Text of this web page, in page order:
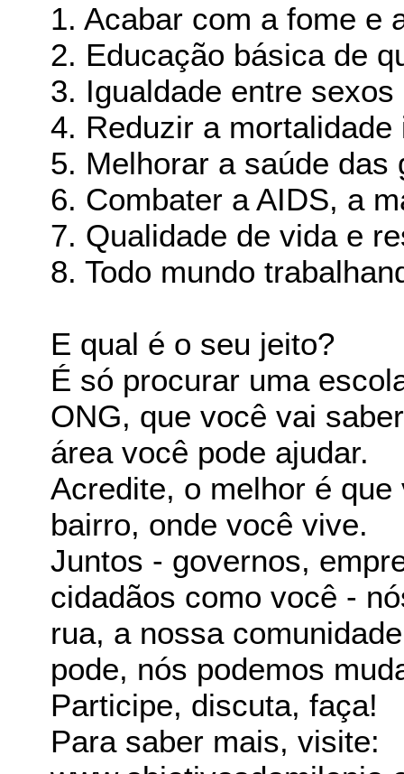
1. Acabar com a fome e
2. Educação básica de
3. Igualdade entre
4. Reduzir a mortalidade
5. Melhorar a saúde das
6. Combater a AIDS, a
7. Qualidade de vida e
8. Todo mundo
E qual é o seu jeito?
É só procurar uma
ONG, que você vai
área você pode ajudar.
Acredite, o melhor é
bairro, onde você vive.
Juntos - governos,
cidadãos como você -
rua, a nossa
pode, nós podemos
Participe, discuta, faça!
Para saber mais, visite: